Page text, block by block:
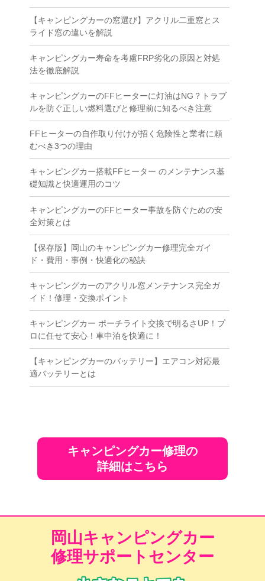
【キャンピングカーの窓選び】アクリル二重窓とス
ライド窓の違いを解説
キャンピングカー寿命を考慮FRP劣化の原因と対処
法を徹底解説
キャンピングカーのFFヒーターに灯油はNG？トラブ
ルを防ぐ正しい燃料選びと修理前に知るべき注意
FFヒーターの自作取り付けが招く危険性と業者に頼
むべき3つの理由
キャンピングカー搭載FFヒーター のメンテナンス基
礎知識と快適運用のコツ
キャンピングカーのFFヒーター事故を防ぐための安
全対策とは
【保存版】岡山のキャンピングカー修理完全ガイ
ド・費用・事例・快適化の秘訣
キャンピングカーのアクリル窓メンテナンス完全ガ
イド！修理・交換ポイント
キャンピングカー ポーチライト交換で明るさUP！プ
ロに任せて安心！車中泊を快適に！
【キャンピングカーのバッテリー】エアコン対応最
適バッテリーとは
キャンピングカー修理の
詳細はこちら
岡山キャンピングカー
修理サポートセンター